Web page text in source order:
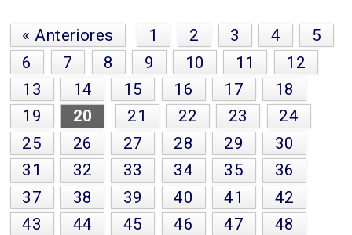
« Anteriores 1 2 3 4
5
6
7 8 9 10 11
12
13
14 15 16 17
18
19
20 21 22 23
24
25
26 27 28 29
30
31
32 33 34 35
36
37
38 39 40 41
42
43
44 45 46 47
48